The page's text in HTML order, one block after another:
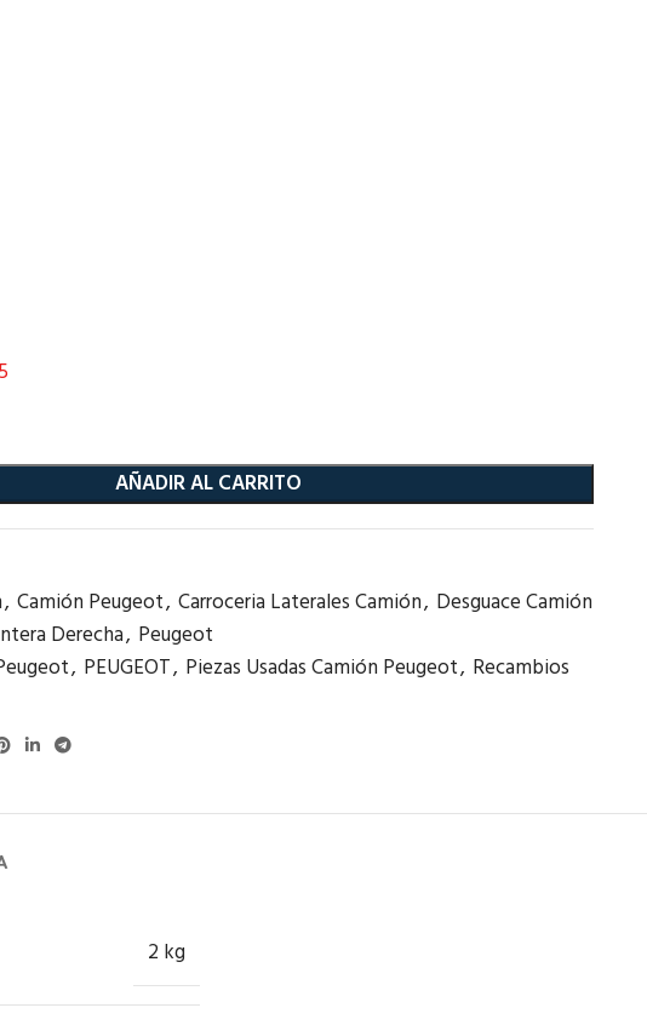
AÑADIR AL CARRITO
, Camión Peugeot, Carroceria Laterales Camión, Desguace Camión
Derecha, Peugeot
, PEUGEOT, Piezas Usadas Camión Peugeot, Recambios
2 kg